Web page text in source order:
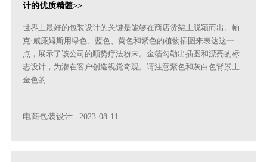
计的优质精髓>>
世界上最好的包装设计的关键是能够在商店货架上脱颖而出。帕
克·威廉姆斯用绿色、蓝色、黄色和紫色的植物插图来表达这一
点，展示了该公司的顺势疗法粉末。金箔勾勒出插图和漂亮的标
志设计，为潜在客户创造视觉奇观。请注意紫色和灰白色背景上
金色的......
电商包装设计 | 2023-08-11